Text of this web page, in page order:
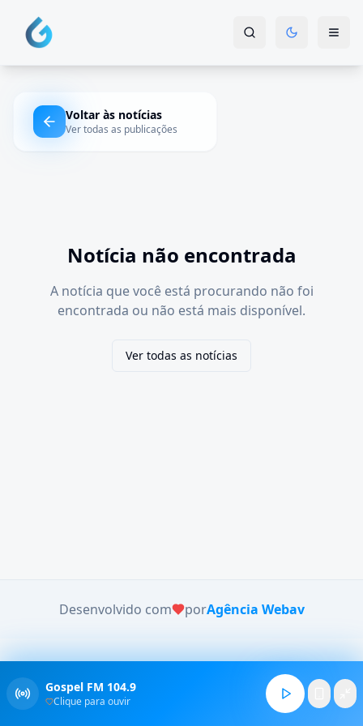
Voltar às notícias
Ver todas as publicações
Notícia não encontrada
A notícia que você está procurando não foi
encontrada ou não está mais disponível.
Ver todas as notícias
Desenvolvido com porAgência Webav
Gospel FM 104.9
Clique para ouvir